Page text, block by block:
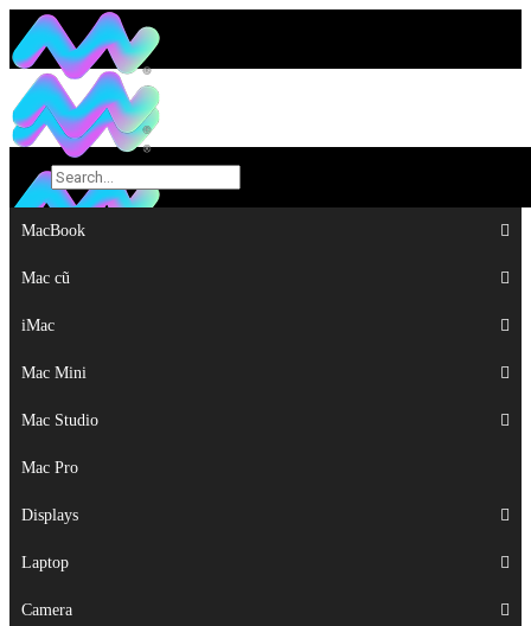
MacBook
Mac cũ
iMac
Mac Mini
Mac Studio
Mac Pro
Displays
Laptop
MacBook
Mac cũ
iMac
Mac Mini
Mac Studio
Mac Pro
Displays
Laptop
Camera